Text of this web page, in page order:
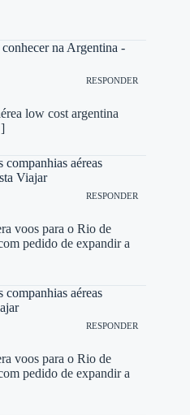
na Argentina -
RESPONDER
low cost argentina
companhias aéreas
Viajar
RESPONDER
voos para o Rio de
pedido de expandir a
companhias aéreas
RESPONDER
voos para o Rio de
pedido de expandir a